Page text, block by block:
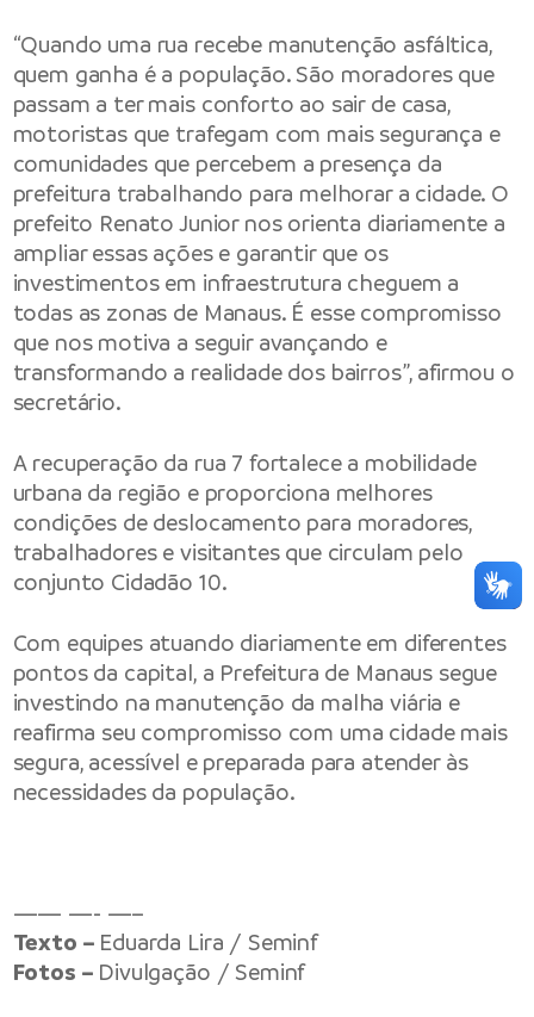
“Quando uma rua recebe manutenção asfáltica,
quem ganha é a população. São moradores que
passam a ter mais conforto ao sair de casa,
motoristas que trafegam com mais segurança e
comunidades que percebem a presença da
prefeitura trabalhando para melhorar a cidade. O
prefeito Renato Junior nos orienta diariamente a
ampliar essas ações e garantir que os
investimentos em infraestrutura cheguem a
todas as zonas de Manaus. É esse compromisso
que nos motiva a seguir avançando e
transformando a realidade dos bairros”, afirmou o
secretário.
A recuperação da rua 7 fortalece a mobilidade
urbana da região e proporciona melhores
condições de deslocamento para moradores,
trabalhadores e visitantes que circulam pelo
conjunto Cidadão 10.
Com equipes atuando diariamente em diferentes
pontos da capital, a Prefeitura de Manaus segue
investindo na manutenção da malha viária e
reafirma seu compromisso com uma cidade mais
segura, acessível e preparada para atender às
necessidades da população.
—— —- —–
Texto – Eduarda Lira / Seminf
Fotos – Divulgação / Seminf